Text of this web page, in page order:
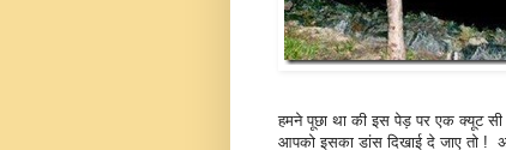
हमने पूछा था की इस पेड़ पर एक क्यूट
आपको इसका डांस दिखाई दे जाए तो !